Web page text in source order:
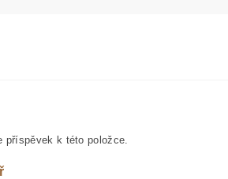
příspěvek k této položce.